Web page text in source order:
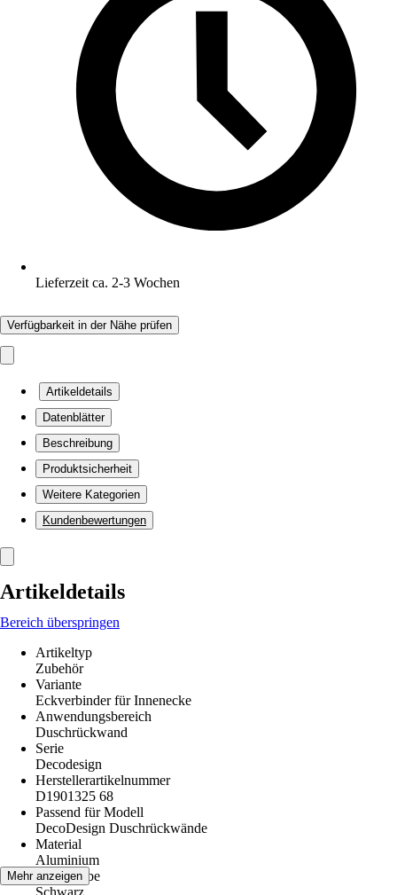
Lieferzeit ca. 2-3 Wochen
Verfügbarkeit in der Nähe prüfen
Artikeldetails
Datenblätter
Beschreibung
Produktsicherheit
Weitere Kategorien
Kundenbewertungen
Artikeldetails
Bereich überspringen
Artikeltyp
Zubehör
Variante
Eckverbinder für Innenecke
Anwendungsbereich
Duschrückwand
Serie
Decodesign
Herstellerartikelnummer
D1901325 68
Passend für Modell
DecoDesign Duschrückwände
Material
Aluminium
Grundfarbe
Schwarz
Mehr anzeigen